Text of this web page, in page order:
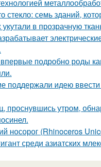
стекло: семь зданий,
укутали в прозрачную
подробно роды
поддержали идею
проснувшись утром,
носорог (Rhinoceros
среди азиатских